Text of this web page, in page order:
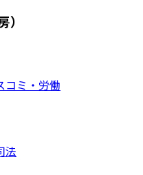
コミ・労働
法